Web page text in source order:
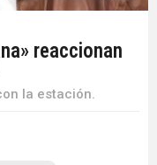
reaccionan
la estación.